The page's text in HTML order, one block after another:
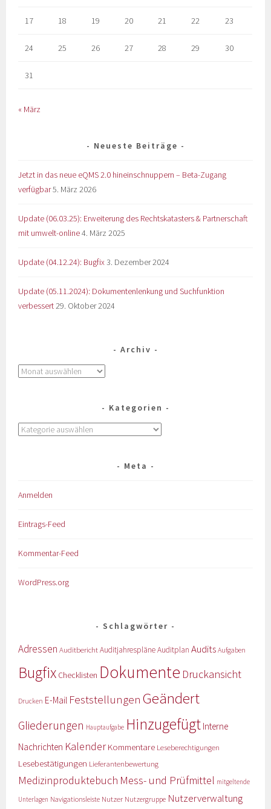
17 18 19 20 21 22 23
24 25 26 27 28 29 30
31
« März
Neueste Beiträge
Jetzt in das neue eQMS 2.0 hineinschnuppern – Beta-Zugang
verfügbar5. März 2026
Update (06.03.25): Erweiterung des Rechtskatasters & Partnerschaft
mit umwelt-online4. März 2025
Update (04.12.24): Bugfix3. Dezember 2024
Update (05.11.2024): Dokumentenlenkung und Suchfunktion
verbessert29. Oktober 2024
Archiv
Kategorien
Meta
Anmelden
Eintrags-Feed
Kommentar-Feed
WordPress.org
Schlagwörter
Adressen AuditberichtAuditjahrespläneAuditplan Audits Aufgaben
Bugfix Checklisten Dokumente Druckansicht
Drucken E-Mail Feststellungen Geändert
Gliederungen Hauptaufgabe Hinzugefügt Interne
Nachrichten KalenderKommentare Leseberechtigungen
Lesebestätigungen Lieferantenbewertung
Medizinproduktebuch Mess- und Prüfmittel mitgeltende
Unterlagen Navigationsleiste Nutzer Nutzergruppe Nutzerverwaltung